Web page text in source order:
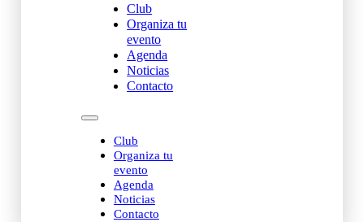
Club
Organiza tu
evento
Agenda
Noticias
Contacto
Club
Organiza tu
evento
Agenda
Noticias
Contacto